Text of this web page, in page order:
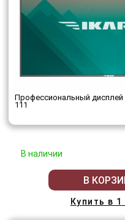
Профессиональный дисплей
111
В наличии
В
Купить в 1